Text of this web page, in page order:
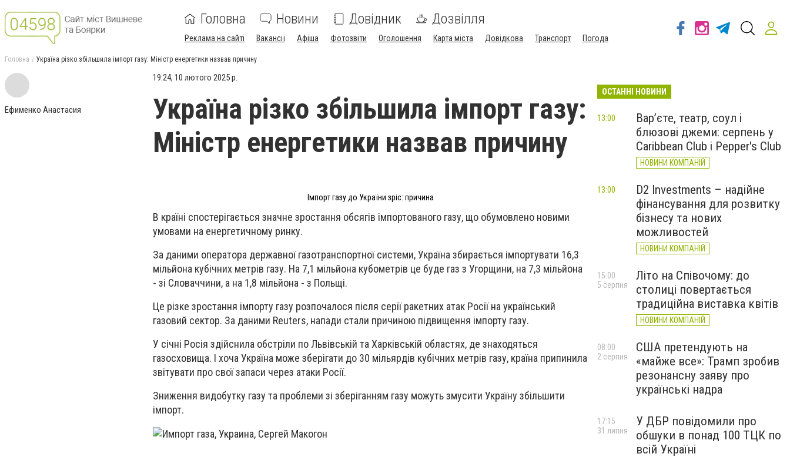
Головна Новини Довідник Дозвілля
Реклама на сайті Вакансії Афіша Фотозвіти Оголошення Карта міста Довідкова Транспорт Погода
Головна Україна різко збільшила імпорт газу: Міністр енергетики назвав причину
Ефименко Анастасия
19:24, 10 лютого 2025 р.
Україна різко збільшила імпорт газу:
Міністр енергетики назвав причину
Імпорт газу до України зріс: причина
В країні спостерігається значне зростання обсягів імпортованого газу, що обумовлено новими
умовами на енергетичному ринку.
За даними оператора державної газотранспортної системи, Україна збирається імпортувати 16,3
мільйона кубічних метрів газу. На 7,1 мільйона кубометрів це буде газ з Угорщини, на 7,3 мільйона
- зі Словаччини, а на 1,8 мільйона - з Польщі.
Це різке зростання імпорту газу розпочалося після серії ракетних атак Росії на український
газовий сектор. За даними Reuters, напади стали причиною підвищення імпорту газу.
У січні Росія здійснила обстріли по Львівській та Харківській областях, де знаходяться
газосховища. І хоча Україна може зберігати до 30 мільярдів кубічних метрів газу, країна припинила
звітувати про свої запаси через атаки Росії.
Зниження видобутку газу та проблеми зі зберіганням газу можуть змусити Україну збільшити
імпорт.
ОСТАННІ НОВИНИ
Вар’єте, театр, соул і
блюзові джеми: серпень у
Caribbean Club і Pepper's Club
НОВИНИ КОМПАНІЙ
13:00
D2 Investments – надійне
фінансування для розвитку
бізнесу та нових
можливостей
НОВИНИ КОМПАНІЙ
13:00
Літо на Співочому: до
столиці повертається
традиційна виставка квітів
НОВИНИ КОМПАНІЙ
15:00
5 серпня
США претендують на
«майже все»: Трамп зробив
резонансну заяву про
українські надра
08:00
2 серпня
У ДБР повідомили про
обшуки в понад 100 ТЦК по
всій Україні
17:15
31 липня